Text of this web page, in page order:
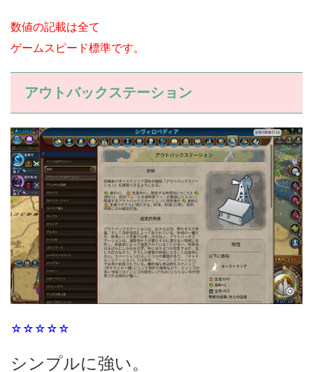
数値の記載は全て
ゲームスピード標準です。
アウトバックステーション
☆☆☆☆☆
シンプルに強い。